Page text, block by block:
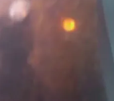
NOVO VOLUME DA